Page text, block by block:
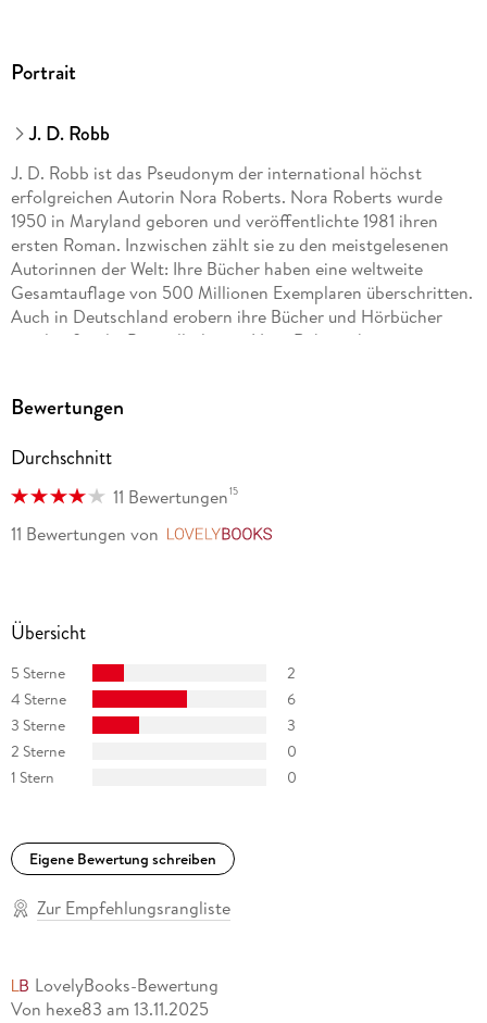
Portrait
J. D. Robb
J. D. Robb ist das Pseudonym der international höchst
erfolgreichen Autorin Nora Roberts. Nora Roberts wurde
1950 in Maryland geboren und veröffentlichte 1981 ihren
ersten Roman. Inzwischen zählt sie zu den meistgelesenen
Autorinnen der Welt: Ihre Bücher haben eine weltweite
Gesamtauflage von 500 Millionen Exemplaren überschritten.
Auch in Deutschland erobern ihre Bücher und Hörbücher
regelmäßig die Bestsellerlisten. Nora Roberts hat zwei
Bewertungen
Durchschnitt
11 Bewertungen15
11 Bewertungen von
Übersicht
5 Sterne
2
4 Sterne
6
3 Sterne
3
2 Sterne
0
1 Stern
0
Eigene Bewertung schreiben
Zur Empfehlungsrangliste
LovelyBooks-Bewertung
Von hexe83 am 13.11.2025